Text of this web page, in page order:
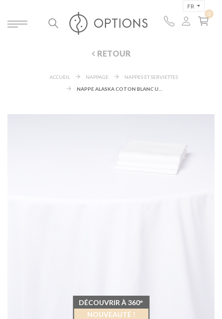
FR
RETOUR
ACCUEIL NAPPAGE
NAPPES ET SERVIETTES
DÉCOUVRIR À 360°
NOUVEAUTÉ !